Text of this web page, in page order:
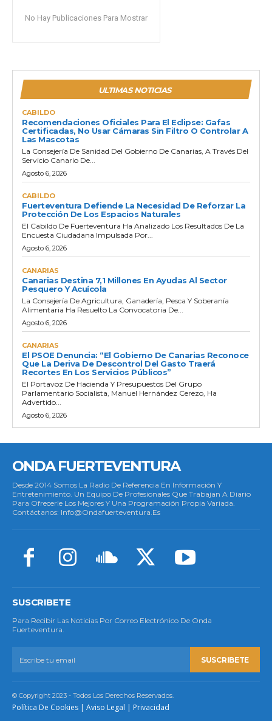
No Hay Publicaciones Para Mostrar
ULTIMAS NOTICIAS
CABILDO
Recomendaciones Oficiales Para El Eclipse: Gafas
Certificadas, No Usar Cámaras Sin Filtro O Controlar A
Las Mascotas
La Consejería De Sanidad Del Gobierno De Canarias, A Través Del
Servicio Canario De...
Agosto 6, 2026
CABILDO
Fuerteventura Defiende La Necesidad De Reforzar La
Protección De Los Espacios Naturales
El Cabildo De Fuerteventura Ha Analizado Los Resultados De La
Encuesta Ciudadana Impulsada Por...
Agosto 6, 2026
CANARIAS
Canarias Destina 7,1 Millones En Ayudas Al Sector
Pesquero Y Acuícola
La Consejería De Agricultura, Ganadería, Pesca Y Soberanía
Alimentaria Ha Resuelto La Convocatoria De...
Agosto 6, 2026
CANARIAS
El PSOE Denuncia: “El Gobierno De Canarias Reconoce
Que La Deriva De Descontrol Del Gasto Traerá
Recortes En Los Servicios Públicos”
El Portavoz De Hacienda Y Presupuestos Del Grupo
Parlamentario Socialista, Manuel Hernández Cerezo, Ha
Advertido...
Agosto 6, 2026
ONDA FUERTEVENTURA
Desde 2014 Somos La Radio De Referencia En Información Y
Entretenimiento. Un Equipo De Profesionales Que Trabajan A Diario
Para Ofrecerle Los Mejores Y Una Programación Propia Variada.
Contáctanos: Info@ondafuerteventura.es
SUSCRIBETE
Para Recibir Las Noticias Por Correo Electrónico De Onda
Fuerteventura.
SUSCRIBETE
© Copyright 2023 - Todos Los Derechos Reservados.
Política De Cookies | Aviso Legal | Privacidad